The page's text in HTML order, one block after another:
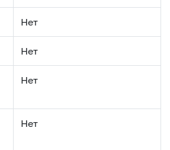
Нет
Нет
Нет
Нет